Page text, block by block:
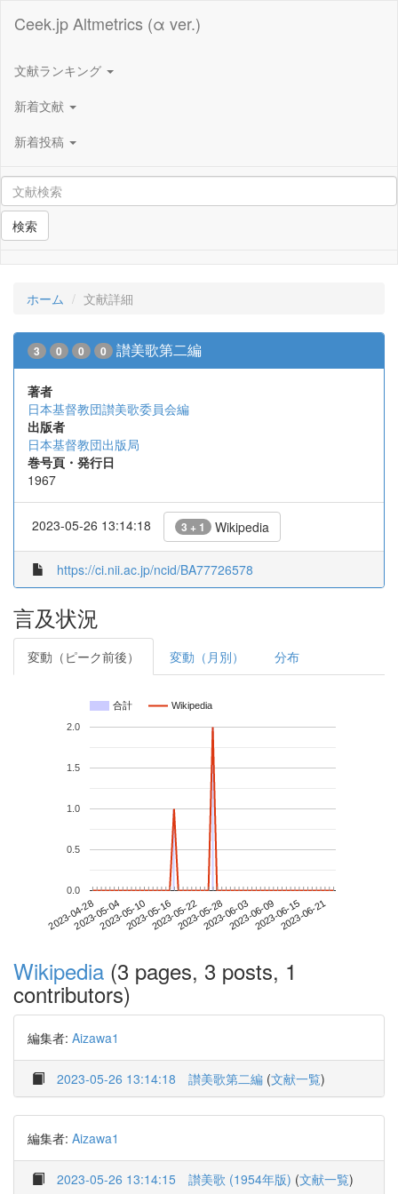
Ceek.jp Altmetrics (α ver.)
文献ランキング
新着文献
新着投稿
検索
ホーム 文献詳細
3 0 0 0 讃美歌第二編
著者
日本基督教団讃美歌委員会編
出版者
日本基督教団出版局
巻号頁・発行日
1967
2023-05-26 13:14:18 3 + 1 Wikipedia
https://ci.nii.ac.jp/ncid/BA77726578
言及状況
変動（ピーク前後） 変動（月別） 分布
合計 Wikipedia
2023-04-282023-05-042023-05-102023-05-162023-05-222023-05-282023-06-032023-06-092023-06-152023-06-21
0.0
0.5
1.0
1.5
2.0
Wikipedia (3 pages, 3 posts, 1
contributors)
編集者: Aizawa1
2023-05-26 13:14:18 讃美歌第二編 (文献一覧)
編集者: Aizawa1
2023-05-26 13:14:15 讃美歌 (1954年版) (文献一覧)